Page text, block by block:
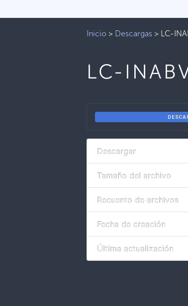
Inicio > Descargas > LC-
LC-
Descargar
Tamaño del archivo
Recuento de archivos
Fecha de creación
Última actualización